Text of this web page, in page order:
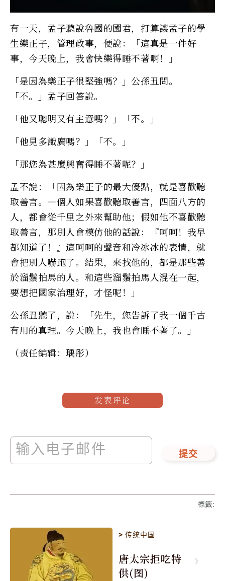
有一天，孟子聽說魯國的國君，打算讓孟子的學
生樂正子，管理政事，便說：「這真是一件好
事，今天晚上，我會快樂得睡不著啊！」
「是因為樂正子很堅強嗎？」公孫丑問。
「不。」孟子回答說。
「他又聰明又有主意嗎？」「不。」
「他見多識廣嗎？」「不。」
「那您為甚麼興奮得睡不著呢？」
孟不說：「因為樂正子的最大優點，就是喜歡聽
取善言。—個人如果喜歡聽取善言，四面八方的
人，都會從千里之外來幫助他；假如他不喜歡聽
取善言，那別人會模仿他的話說：『呵呵！我早
都知道了！』這呵呵的聲音和冷冰冰的表情，就
會把別人嚇跑了。結果，來找他的，都是那些善
於溜鬚拍馬的人。和這些溜鬚拍馬人混在一起，
要想把國家治理好，才怪呢！」
公孫丑聽了，說：「先生，您告訴了我一個千古
有用的真理。今天晚上，我也會睡不著了。」
（责任编辑：瑀彤）
发表评论
提交
標籤:
>传统中国
唐太宗拒吃特
供(图)